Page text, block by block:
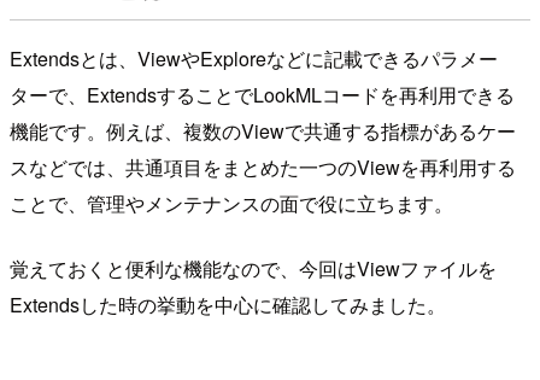
Extendsとは、ViewやExploreなどに記載できるパラメー
ターで、ExtendsすることでLookMLコードを再利用できる
機能です。例えば、複数のViewで共通する指標があるケー
スなどでは、共通項目をまとめた一つのViewを再利用する
ことで、管理やメンテナンスの面で役に立ちます。
覚えておくと便利な機能なので、今回はViewファイルを
Extendsした時の挙動を中心に確認してみました。